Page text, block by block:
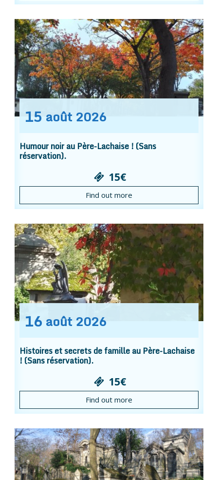
15 août 2026
Humour noir au Père-Lachaise ! (Sans
réservation).
15€
Find out more
16 août 2026
Histoires et secrets de famille au Père-Lachaise
! (Sans réservation).
15€
Find out more